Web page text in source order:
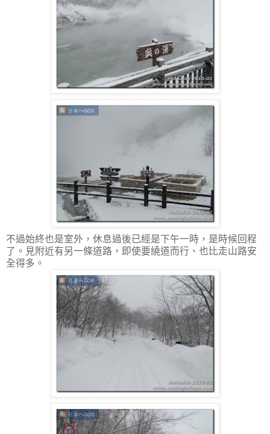
不過始終也是室外，休息過後已經是下午一時，是時候回程
了。見附近有另一條道路，即使要繞道而行、也比走山路安
全得多。